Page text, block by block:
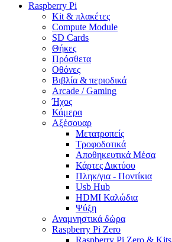
Raspberry Pi
Kit & πλακέτες
Compute Module
SD Cards
Θήκες
Πρόσθετα
Οθόνες
Βιβλία & περιοδικά
Arcade / Gaming
Ήχος
Κάμερα
Αξέσουαρ
Μετατροπείς
Τροφοδοτικά
Αποθηκευτικά Μέσα
Κάρτες Δικτύου
Πληκ/για - Ποντίκια
Usb Hub
HDMI Καλώδια
Ψύξη
Αναμνηστικά δώρα
Raspberry Pi Zero